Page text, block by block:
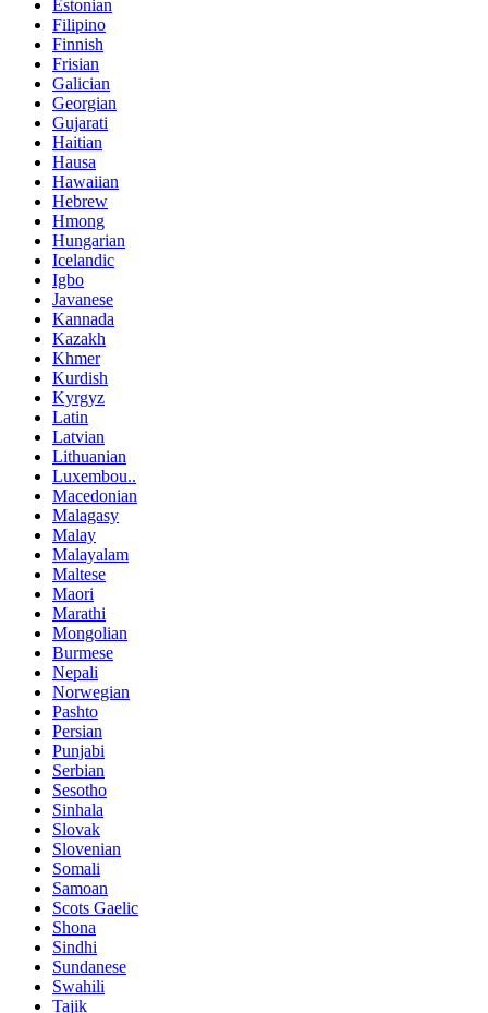
Estonian
Filipino
Finnish
Frisian
Galician
Georgian
Gujarati
Haitian
Hausa
Hawaiian
Hebrew
Hmong
Hungarian
Icelandic
Igbo
Javanese
Kannada
Kazakh
Khmer
Kurdish
Kyrgyz
Latin
Latvian
Lithuanian
Luxembou..
Macedonian
Malagasy
Malay
Malayalam
Maltese
Maori
Marathi
Mongolian
Burmese
Nepali
Norwegian
Pashto
Persian
Punjabi
Serbian
Sesotho
Sinhala
Slovak
Slovenian
Somali
Samoan
Scots Gaelic
Shona
Sindhi
Sundanese
Swahili
Tajik